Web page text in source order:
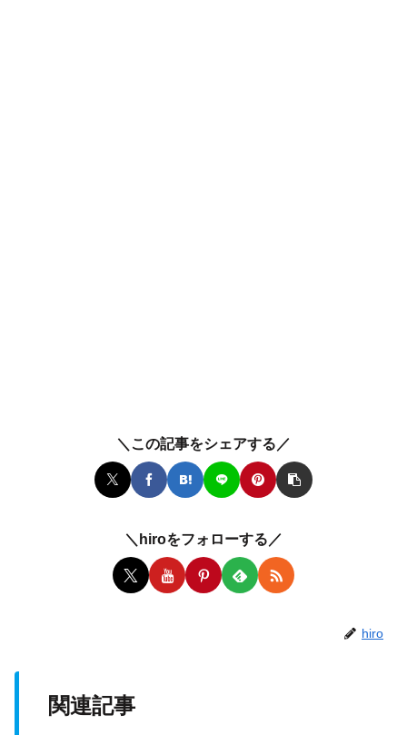
＼この記事をシェアする／
＼hiroをフォローする／
hiro
関連記事